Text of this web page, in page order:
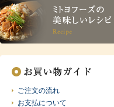
ご注文の流れ
お支払について